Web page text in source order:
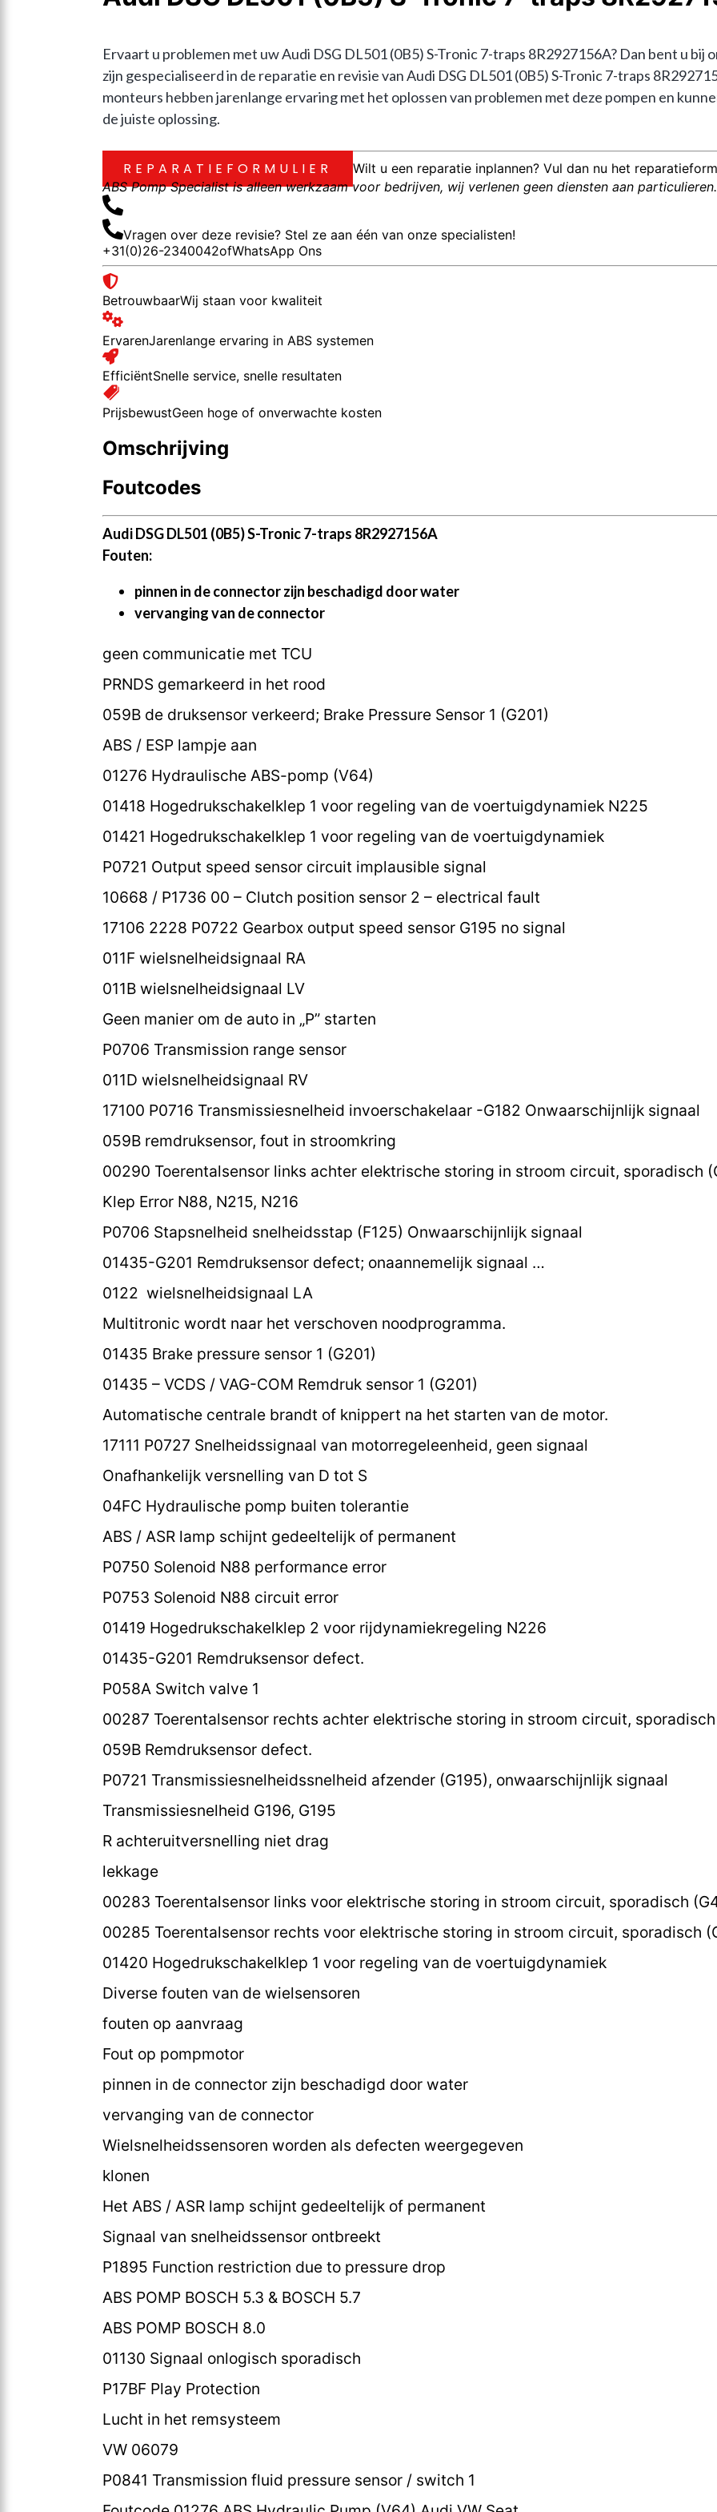
Ervaart u problemen met uw Audi DSG DL501 (0B5) S-Tronic 7-traps 8R2927156A? Dan bent u bij
zijn gespecialiseerd in de reparatie en revisie van Audi DSG DL501 (0B5) S-Tronic 7-traps
monteurs hebben jarenlange ervaring met het oplossen van problemen met deze pompen en
de juiste oplossing.
REPARATIEFORMULIER
Wilt u een reparatie inplannen? Vul dan nu het
ABS Pomp Specialist is alleen werkzaam voor bedrijven, wij verlenen geen diensten aan particulieren.
Vragen over deze revisie? Stel ze aan één van onze specialisten!
+31(0)26-2340042ofWhatsApp Ons
BetrouwbaarWij staan voor kwaliteit
ErvarenJarenlange ervaring in ABS systemen
EfficiëntSnelle service, snelle resultaten
PrijsbewustGeen hoge of onverwachte kosten
Omschrijving
Foutcodes
Audi DSG DL501 (0B5) S-Tronic 7-traps 8R2927156A
Fouten:
pinnen in de connector zijn beschadigd door water
vervanging van de connector
geen communicatie met TCU
PRNDS gemarkeerd in het rood
059B de druksensor verkeerd; Brake Pressure Sensor 1 (G201)
ABS / ESP lampje aan
01276 Hydraulische ABS-pomp (V64)
01418 Hogedrukschakelklep 1 voor regeling van de voertuigdynamiek N225
01421 Hogedrukschakelklep 1 voor regeling van de voertuigdynamiek
P0721 Output speed sensor circuit implausible signal
10668 / P1736 00 – Clutch position sensor 2 – electrical fault
17106 2228 P0722 Gearbox output speed sensor G195 no signal
011F wielsnelheidsignaal RA
011B wielsnelheidsignaal LV
Geen manier om de auto in „P” starten
P0706 Transmission range sensor
011D wielsnelheidsignaal RV
17100 P0716 Transmissiesnelheid invoerschakelaar -G182 Onwaarschijnlijk signaal
059B remdruksensor, fout in stroomkring
00290 Toerentalsensor links achter elektrische storing in stroom circuit, sporadisch
Klep Error N88, N215, N216
P0706 Stapsnelheid snelheidsstap (F125) Onwaarschijnlijk signaal
01435-G201 Remdruksensor defect; onaannemelijk signaal …
0122 wielsnelheidsignaal LA
Multitronic wordt naar het verschoven noodprogramma.
01435 Brake pressure sensor 1 (G201)
01435 – VCDS / VAG-COM Remdruk sensor 1 (G201)
Automatische centrale brandt of knippert na het starten van de motor.
17111 P0727 Snelheidssignaal van motorregeleenheid, geen signaal
Onafhankelijk versnelling van D tot S
04FC Hydraulische pomp buiten tolerantie
ABS / ASR lamp schijnt gedeeltelijk of permanent
P0750 Solenoid N88 performance error
P0753 Solenoid N88 circuit error
01419 Hogedrukschakelklep 2 voor rijdynamiekregeling N226
01435-G201 Remdruksensor defect.
P058A Switch valve 1
00287 Toerentalsensor rechts achter elektrische storing in stroom circuit,
059B Remdruksensor defect.
P0721 Transmissiesnelheidssnelheid afzender (G195), onwaarschijnlijk signaal
Transmissiesnelheid G196, G195
R achteruitversnelling niet drag
lekkage
00283 Toerentalsensor links voor elektrische storing in stroom circuit, sporadisch
00285 Toerentalsensor rechts voor elektrische storing in stroom circuit, sporadisch
01420 Hogedrukschakelklep 1 voor regeling van de voertuigdynamiek
Diverse fouten van de wielsensoren
fouten op aanvraag
Fout op pompmotor
pinnen in de connector zijn beschadigd door water
vervanging van de connector
Wielsnelheidssensoren worden als defecten weergegeven
klonen
Het ABS / ASR lamp schijnt gedeeltelijk of permanent
Signaal van snelheidssensor ontbreekt
P1895 Function restriction due to pressure drop
ABS POMP BOSCH 5.3 & BOSCH 5.7
ABS POMP BOSCH 8.0
01130 Signaal onlogisch sporadisch
P17BF Play Protection
Lucht in het remsysteem
VW 06079
P0841 Transmission fluid pressure sensor / switch 1